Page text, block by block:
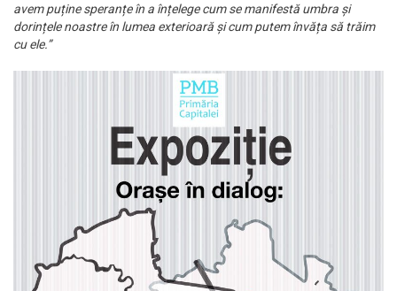
avem puține speranțe în a înțelege cum se manifestă umbra și
dorințele noastre în lumea exterioară și cum putem învăța să trăim
cu ele.”